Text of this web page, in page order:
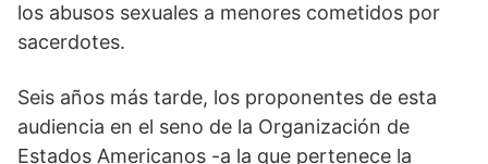
los abusos sexuales a menores cometidos por
sacerdotes.
Seis años más tarde, los proponentes de esta
audiencia en el seno de la Organización de
Estados Americanos -a la que pertenece la